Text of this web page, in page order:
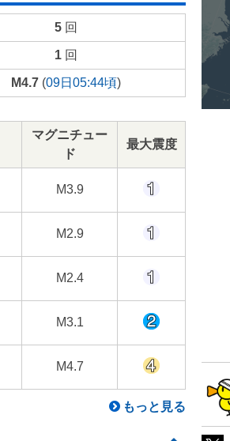
5回
1回
M4.7(09日05:44頃)
マグニチュー
ド
最大震度
M3.9
M2.9
M2.4
M3.1
M4.7
もっと見る